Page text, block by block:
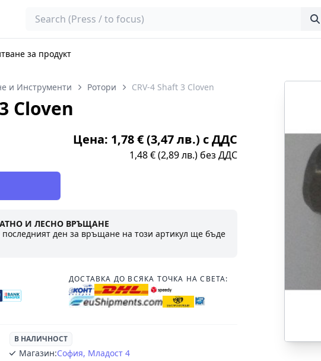
Search
за продукт
и Инструменти Ротори CRV-4 Shaft 3 Cloven
Cloven
Цена: 1,78 € (3,47 лв.) с ДДС
1,48 € (2,89 лв.) без ДДС
И ЛЕСНО ВРЪЩАНЕ
последният ден за връщане на този артикул ще бъде
ДОСТАВКА ДО ВСЯКА ТОЧКА НА СВЕТА:
В НАЛИЧНОСТ
Магазин:София, Младост 4